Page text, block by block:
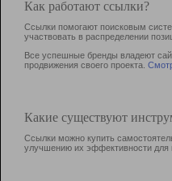
Как работают ссылки?
Ссылки помогают поисковым
участвовать в раcпределении
Все успешные бренды владеют
продвижения своего проекта.
Какие существуют
Ссылки можно купить
улучшению их эффективности для